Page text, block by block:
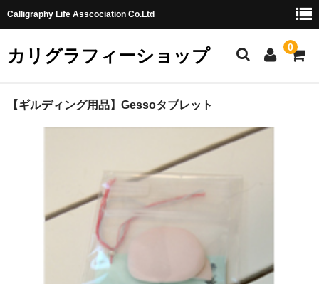
Calligraphy Life Asscociation Co.Ltd
カリグラフィーショップ 0
ホーム
【ギルディング用品】Gessoタブレット